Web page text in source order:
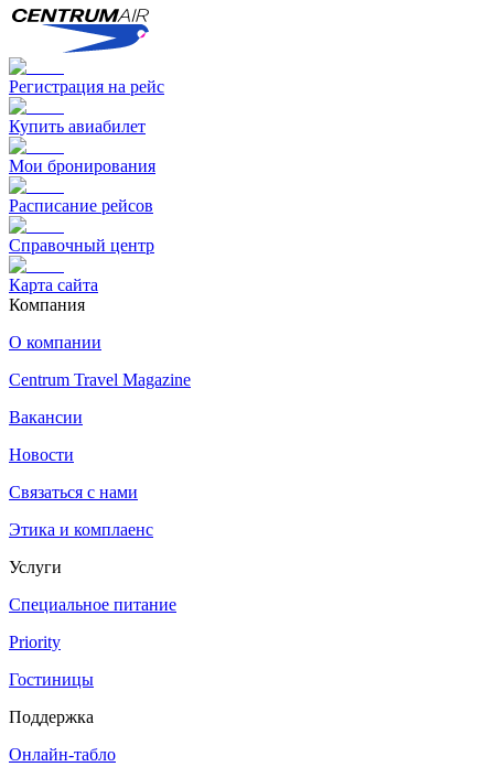
Регистрация на рейс
Купить авиабилет
Мои бронирования
Расписание рейсов
Справочный центр
Карта сайта
Компания
О компании
Centrum Travel Magazine
Вакансии
Новости
Связаться с нами
Этика и комплаенс
Услуги
Специальное питание
Priority
Гостиницы
Поддержка
Онлайн-табло